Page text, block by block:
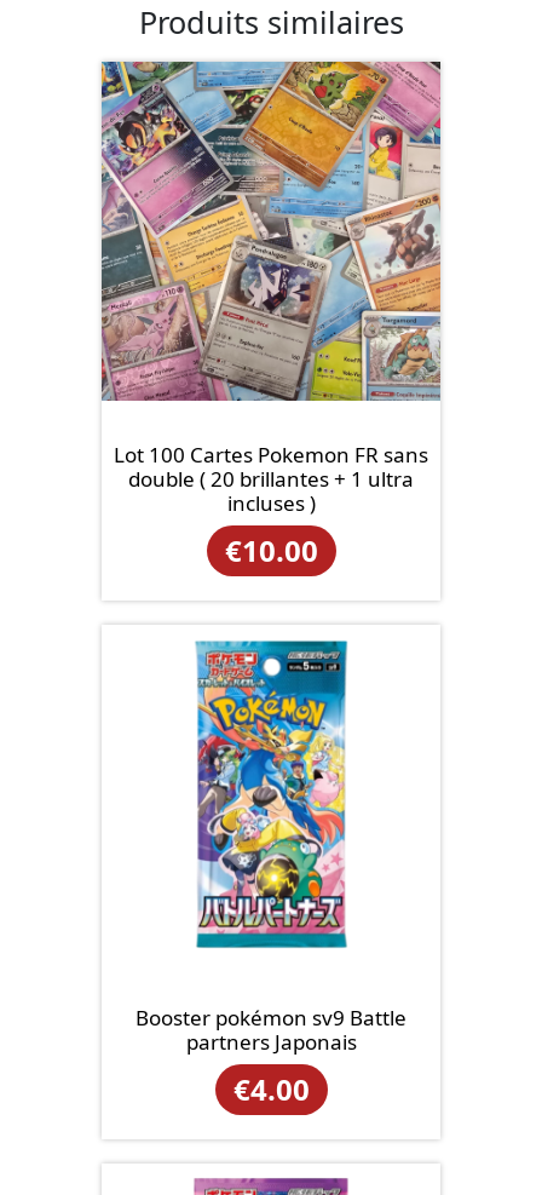
Produits similaires
Lot 100 Cartes Pokemon FR sans
double ( 20 brillantes + 1 ultra
incluses )
€10.00
Booster pokémon sv9 Battle
partners Japonais
€4.00